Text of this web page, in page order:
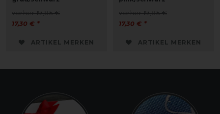
vorher 19,85 €
17,30 € *
ARTIKEL MERKEN
vorher 19,85 €
17,30 € *
ARTIKEL MERKEN